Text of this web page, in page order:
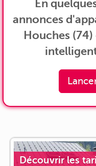
En
annonces
Houches
Découvrir les